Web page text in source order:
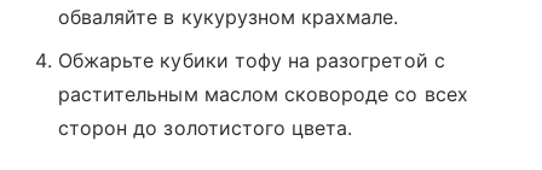
обваляйте в кукурузном крахмале.
Обжарьте кубики тофу на разогретой с
растительным маслом сковороде со всех
сторон до золотистого цвета.